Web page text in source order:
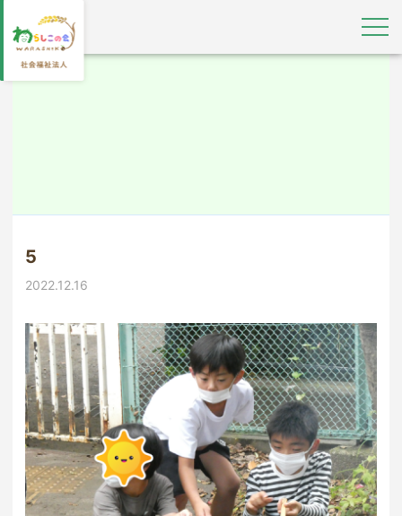
5
2022.12.16